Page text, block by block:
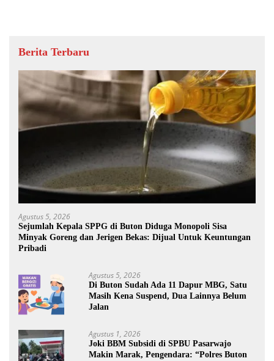
Berita Terbaru
Agustus 5, 2026
Sejumlah Kepala SPPG di Buton Diduga Monopoli Sisa
Minyak Goreng dan Jerigen Bekas: Dijual Untuk Keuntungan
Pribadi
Agustus 5, 2026
Di Buton Sudah Ada 11 Dapur MBG, Satu
Masih Kena Suspend, Dua Lainnya Belum
Jalan
Agustus 1, 2026
Joki BBM Subsidi di SPBU Pasarwajo
Makin Marak, Pengendara: “Polres Buton